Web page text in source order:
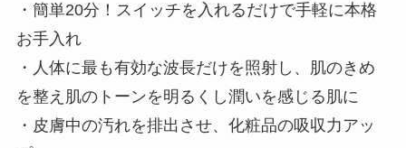
・簡単20分！スイッチを入れるだけで手軽に本格
お手入れ
・人体に最も有効な波長だけを照射し、肌のきめ
を整え肌のトーンを明るくし潤いを感じる肌に
・皮膚中の汚れを排出させ、化粧品の吸収力アッ